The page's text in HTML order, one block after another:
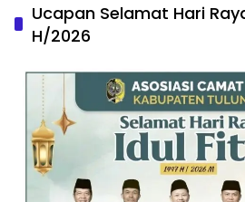
Ucapan Selamat Hari
H/2026